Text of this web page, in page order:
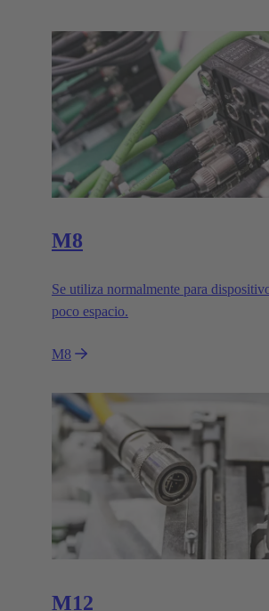
M8
Se utiliza normalmente para
poco espacio.
M8
M12